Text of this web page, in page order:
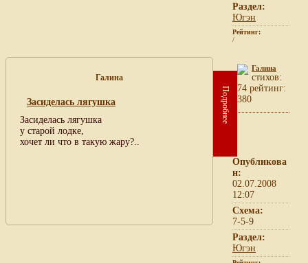
Раздел:
Югэн
Рейтинг:
/
Галина
Засиделась лягушка
Засиделась лягушка
у старой лодке,
хочет ли что в такую жару?..
Подробнее
Галина
cтихов:
74 рейтинг:
380
Опубликова
н:
02.07.2008
12:07
Схема:
7-5-9
Раздел:
Югэн